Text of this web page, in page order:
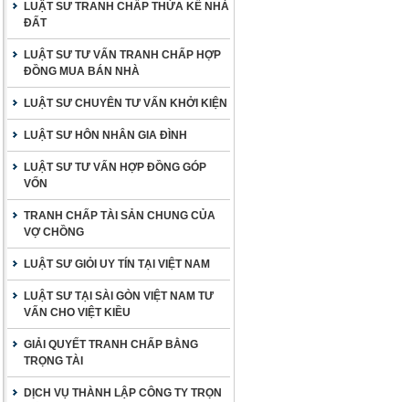
LUẬT SƯ TRANH CHẤP THỪA KẾ NHÀ
ĐẤT
LUẬT SƯ TƯ VẤN TRANH CHẤP HỢP
ĐỒNG MUA BÁN NHÀ
LUẬT SƯ CHUYÊN TƯ VẤN KHỞI KIỆN
LUẬT SƯ HÔN NHÂN GIA ĐÌNH
LUẬT SƯ TƯ VẤN HỢP ĐỒNG GÓP
VỐN
TRANH CHẤP TÀI SẢN CHUNG CỦA
VỢ CHỒNG
LUẬT SƯ GIỎI UY TÍN TẠI VIỆT NAM
LUẬT SƯ TẠI SÀI GÒN VIỆT NAM TƯ
VẤN CHO VIỆT KIỀU
GIẢI QUYẾT TRANH CHẤP BẰNG
TRỌNG TÀI
DỊCH VỤ THÀNH LẬP CÔNG TY TRỌN